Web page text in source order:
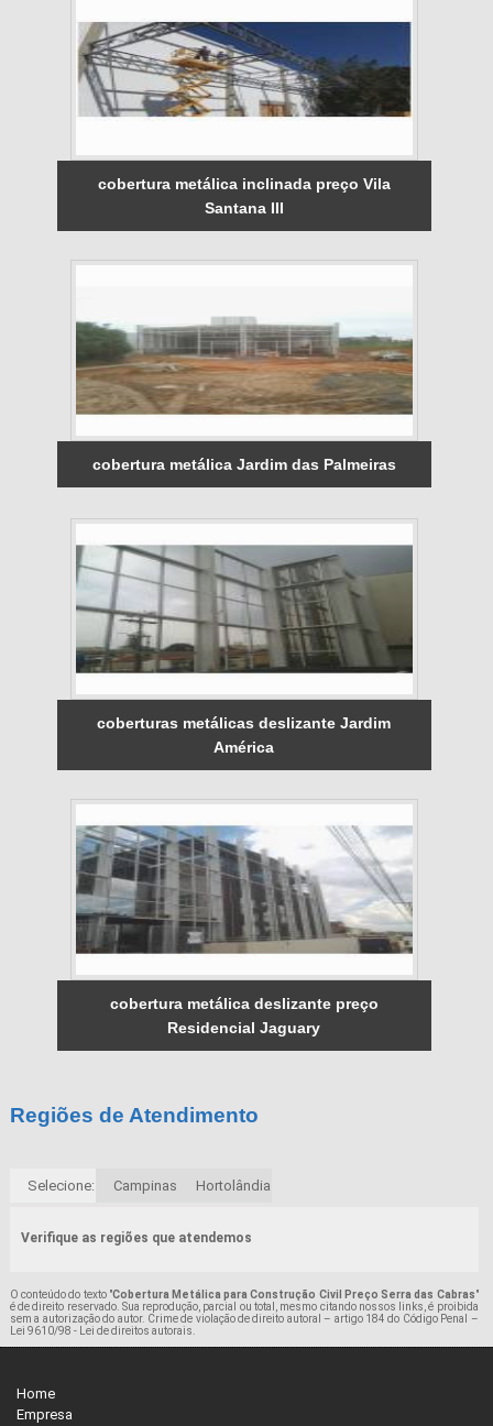
cobertura metálica inclinada preço Vila
Santana III
cobertura metálica Jardim das Palmeiras
coberturas metálicas deslizante Jardim
América
cobertura metálica deslizante preço
Residencial Jaguary
Regiões de Atendimento
Selecione: Campinas Hortolândia
Verifique as regiões que atendemos
O conteúdo do texto "Cobertura Metálica para Construção Civil Preço Serra das Cabras"
é de direito reservado. Sua reprodução, parcial ou total, mesmo citando nossos links, é proibida
sem a autorização do autor. Crime de violação de direito autoral – artigo 184 do Código Penal –
Lei 9610/98 - Lei de direitos autorais.
Home
Empresa